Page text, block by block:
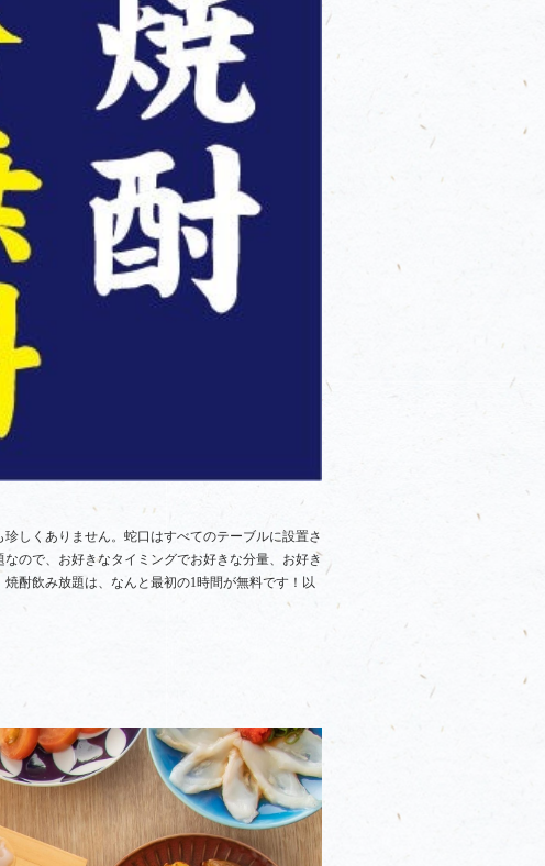
しくありません。蛇口はすべてのテーブルに設置さ
ので、お好きなタイミングでお好きな分量、お好き
酎飲み放題は、なんと最初の1時間が無料です！以